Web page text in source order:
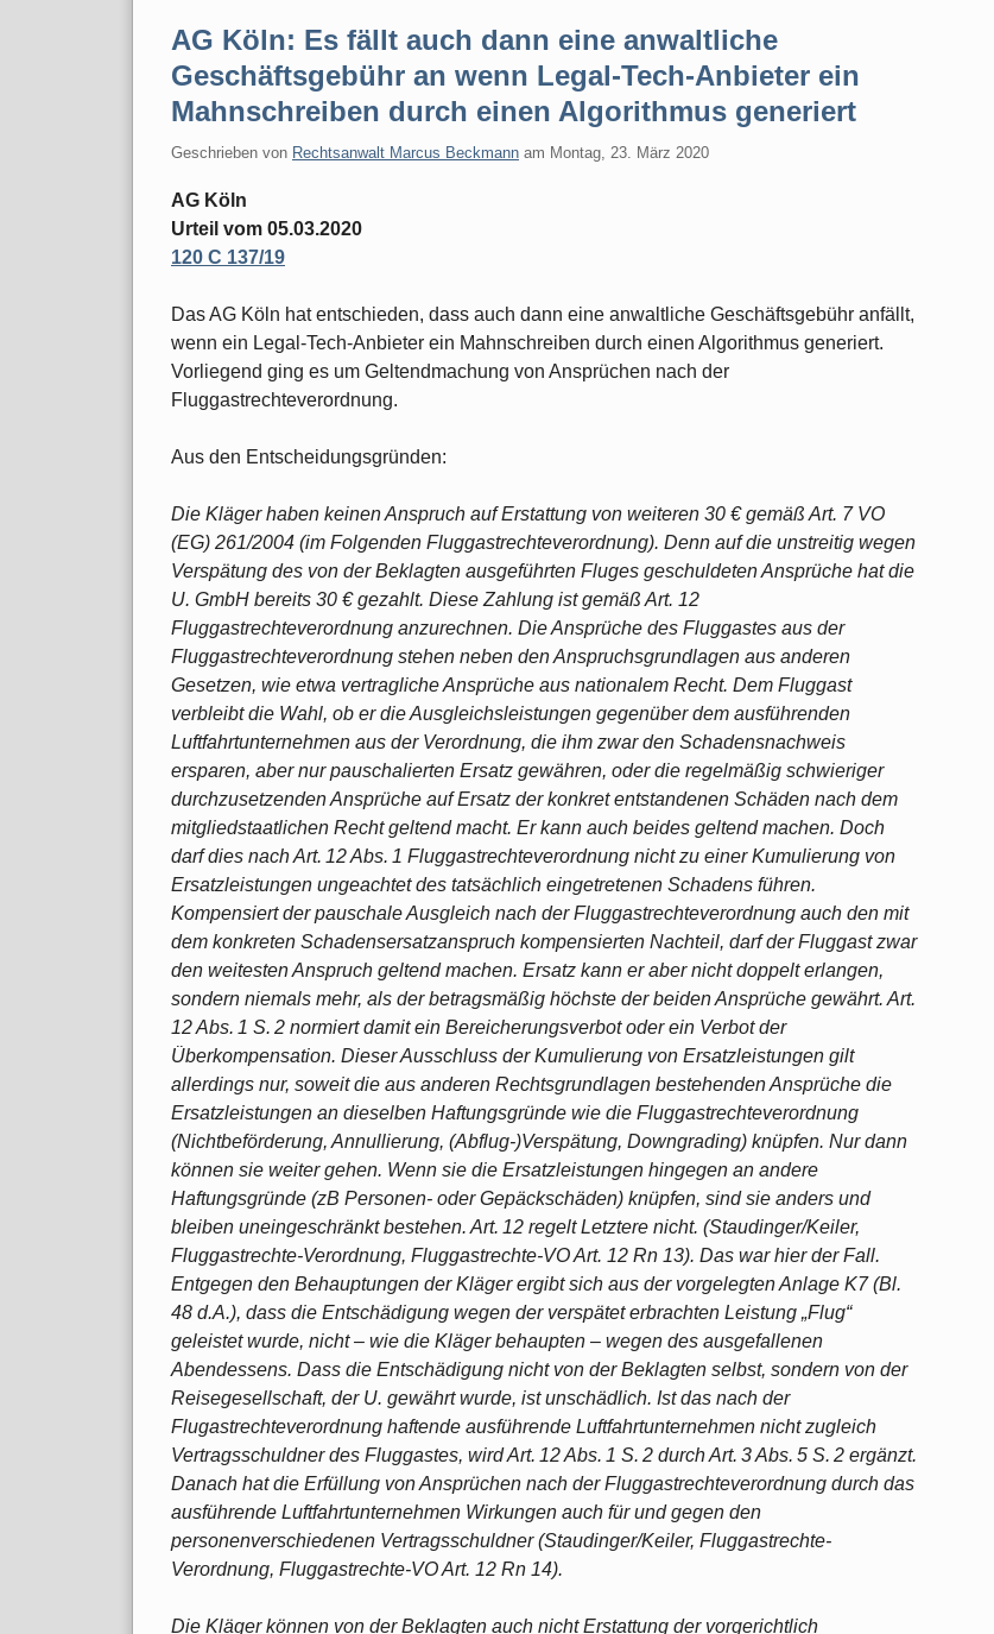
AG Köln: Es fällt auch dann eine anwaltliche
Geschäftsgebühr an wenn Legal-Tech-Anbieter ein
Mahnschreiben durch einen Algorithmus generiert
Geschrieben von Rechtsanwalt Marcus Beckmann am Montag, 23. März 2020
AG Köln
Urteil vom 05.03.2020
120 C 137/19
Das AG Köln hat entschieden, dass auch dann eine anwaltliche Geschäftsgebühr anfällt,
wenn ein Legal-Tech-Anbieter ein Mahnschreiben durch einen Algorithmus generiert.
Vorliegend ging es um Geltendmachung von Ansprüchen nach der
Fluggastrechteverordnung.
Aus den Entscheidungsgründen:
Die Kläger haben keinen Anspruch auf Erstattung von weiteren 30 € gemäß Art. 7 VO
(EG) 261/2004 (im Folgenden Fluggastrechteverordnung). Denn auf die unstreitig wegen
Verspätung des von der Beklagten ausgeführten Fluges geschuldeten Ansprüche hat die
U. GmbH bereits 30 € gezahlt. Diese Zahlung ist gemäß Art. 12
Fluggastrechteverordnung anzurechnen. Die Ansprüche des Fluggastes aus der
Fluggastrechteverordnung stehen neben den Anspruchsgrundlagen aus anderen
Gesetzen, wie etwa vertragliche Ansprüche aus nationalem Recht. Dem Fluggast
verbleibt die Wahl, ob er die Ausgleichsleistungen gegenüber dem ausführenden
Luftfahrtunternehmen aus der Verordnung, die ihm zwar den Schadensnachweis
ersparen, aber nur pauschalierten Ersatz gewähren, oder die regelmäßig schwieriger
durchzusetzenden Ansprüche auf Ersatz der konkret entstandenen Schäden nach dem
mitgliedstaatlichen Recht geltend macht. Er kann auch beides geltend machen. Doch
darf dies nach Art. 12 Abs. 1 Fluggastrechteverordnung nicht zu einer Kumulierung von
Ersatzleistungen ungeachtet des tatsächlich eingetretenen Schadens führen.
Kompensiert der pauschale Ausgleich nach der Fluggastrechteverordnung auch den mit
dem konkreten Schadensersatzanspruch kompensierten Nachteil, darf der Fluggast zwar
den weitesten Anspruch geltend machen. Ersatz kann er aber nicht doppelt erlangen,
sondern niemals mehr, als der betragsmäßig höchste der beiden Ansprüche gewährt. Art.
12 Abs. 1 S. 2 normiert damit ein Bereicherungsverbot oder ein Verbot der
Überkompensation. Dieser Ausschluss der Kumulierung von Ersatzleistungen gilt
allerdings nur, soweit die aus anderen Rechtsgrundlagen bestehenden Ansprüche die
Ersatzleistungen an dieselben Haftungsgründe wie die Fluggastrechteverordnung
(Nichtbeförderung, Annullierung, (Abflug-)Verspätung, Downgrading) knüpfen. Nur dann
können sie weiter gehen. Wenn sie die Ersatzleistungen hingegen an andere
Haftungsgründe (zB Personen- oder Gepäckschäden) knüpfen, sind sie anders und
bleiben uneingeschränkt bestehen. Art. 12 regelt Letztere nicht. (Staudinger/Keiler,
Fluggastrechte-Verordnung, Fluggastrechte-VO Art. 12 Rn 13). Das war hier der Fall.
Entgegen den Behauptungen der Kläger ergibt sich aus der vorgelegten Anlage K7 (Bl.
48 d.A.), dass die Entschädigung wegen der verspätet erbrachten Leistung „Flug“
geleistet wurde, nicht – wie die Kläger behaupten – wegen des ausgefallenen
Abendessens. Dass die Entschädigung nicht von der Beklagten selbst, sondern von der
Reisegesellschaft, der U. gewährt wurde, ist unschädlich. Ist das nach der
Flugastrechteverordnung haftende ausführende Luftfahrtunternehmen nicht zugleich
Vertragsschuldner des Fluggastes, wird Art. 12 Abs. 1 S. 2 durch Art. 3 Abs. 5 S. 2 ergänzt.
Danach hat die Erfüllung von Ansprüchen nach der Fluggastrechteverordnung durch das
ausführende Luftfahrtunternehmen Wirkungen auch für und gegen den
personenverschiedenen Vertragsschuldner (Staudinger/Keiler, Fluggastrechte-
Verordnung, Fluggastrechte-VO Art. 12 Rn 14).
Die Kläger können von der Beklagten auch nicht Erstattung der vorgerichtlich